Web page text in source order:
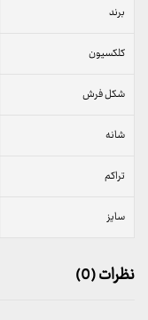
برند
کلکسیون
شکل فرش
شانه
تراکم
سایز
نظرات (0)